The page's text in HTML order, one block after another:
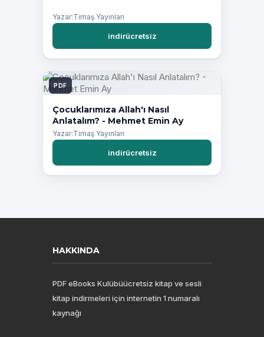
Yazar:Timaş Yayınları
indirücretsiz
PDF
Çocuklarımıza Allah'ı Nasıl
Anlatalım? - Mehmet Emin Ay
Yazar:Timaş Yayınları
indirücretsiz
HAKKINDA
PDF eBooks Kulübüücretsiz kitap ve sesli
kitap indirmeleri için internetin 1 numaralı
kaynağı